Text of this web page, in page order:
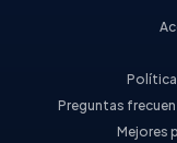
Preguntas
Mejores